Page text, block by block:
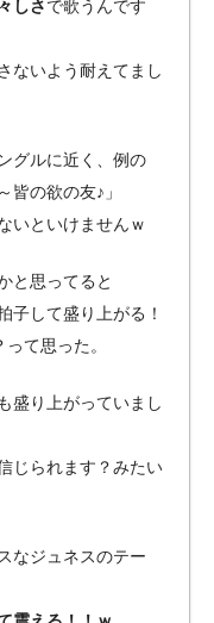
しさで歌うんです
ないよう耐えてまし
グルに近く、例の
皆の欲の友♪」
いといけませんｗ
と思ってると
子して盛り上がる！
て思った。
盛り上がっていまし
じられます？みたい
なジュネスのテー